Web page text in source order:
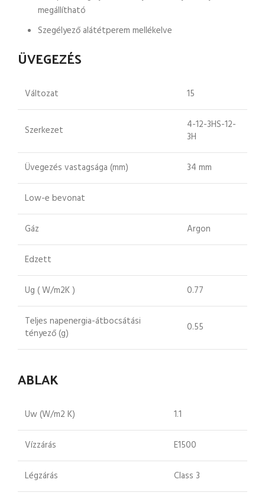
megállítható
Szegélyező alátétperem mellékelve
ÜVEGEZÉS
Változat 15
Szerkezet
4-12-3HS-12-
3H
Üvegezés vastagsága (mm) 34 mm
Low-e bevonat
Gáz Argon
Edzett
Ug ( W/m2K ) 0.77
Teljes napenergia-átbocsátási
tényező (g)
0.55
ABLAK
Uw (W/m2 K) 1.1
Vízzárás E1500
Légzárás Class 3